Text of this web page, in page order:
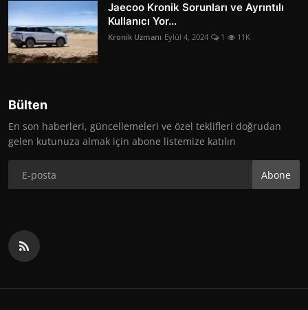
Jaecoo Kronik Sorunları ve Ayrıntılı
Kullanıcı Yor...
Kronik Uzmanı Eylül 4, 2024 1 11K
Bülten
En son haberleri, güncellemeleri ve özel teklifleri doğrudan
gelen kutunuza almak için abone listemize katılın
Abone